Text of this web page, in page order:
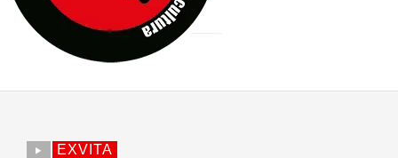
MARSHALL FLASH PRESENTA EN EXVITA [RELATIVA
JOFRE BARDAGÍ EN EXVITA INTERPRETANDO A SERRAT
EXVITA